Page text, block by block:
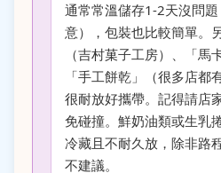
通常常溫儲存1-2天沒問
意），包裝也比較簡單。
（吉村菓子工房）、「馬
「手工餅乾」（很多店都
很耐放好攜帶。記得請店
免碰撞。鮮奶油類或生乳
冷藏且不耐久放，除非路
不建議。